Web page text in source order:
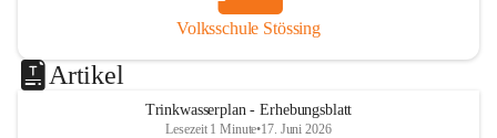
Volksschule Stössing
Artikel
Trinkwasserplan - Erhebungsblatt
Lesezeit 1 Minute•17. Juni 2026